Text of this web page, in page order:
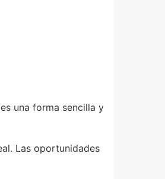
una forma sencilla y
Las oportunidades